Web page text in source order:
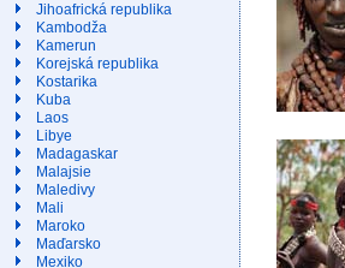
Jihoafrická republika
Kambodža
Kamerun
Korejská republika
Kostarika
Kuba
Laos
Libye
Madagaskar
Malajsie
Maledivy
Mali
Maroko
Maďarsko
Mexiko